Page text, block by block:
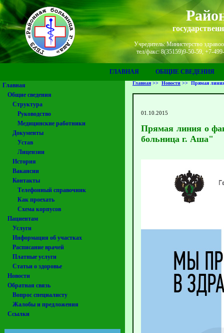
Учредитель: Министерство
тел/факс: 8(35159)9-50-59, +7-
ГЛАВНАЯ
ОБЩИЕ СВЕДЕНИЯ
Главная
Общие сведения
Структура
Руководство
Медицинские работники
Документы
Устав
Лицензии
История
Вакансии
Контакты
Телефонный справочник
Как проехать
Схема корпусов
Пациентам
Услуги
Информация об участках
Расписание врачей
Платные услуги
Статьи о здоровье
Новости
Обратная связь
Вопрос специалисту
Жалобы и предложения
Ссылки
Главная >> Новости >> Прямая
01.10.2015
Прямая линия о
больница г. Аша"